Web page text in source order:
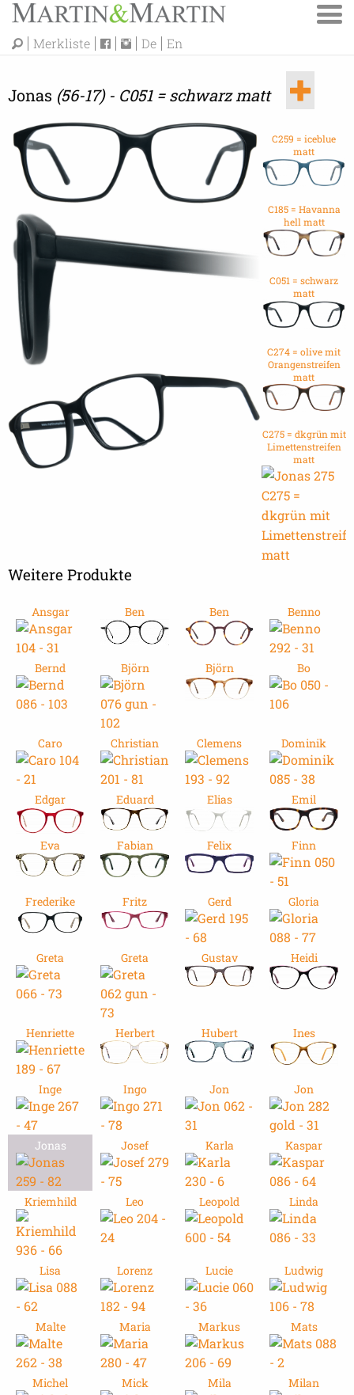
Merkliste De En
Jonas (56-17) - C051 = schwarz matt
C259 = iceblue
matt
C185 = Havanna
hell matt
C051 = schwarz
matt
C274 = olive mit
Orangenstreifen
matt
C275 = dkgrün mit
Limettenstreifen
matt
Weitere Produkte
Ansgar Ben Ben Benno
Bernd Björn Björn Bo
Caro Christian Clemens Dominik
Edgar Eduard Elias Emil
Eva Fabian Felix Finn
Frederike Fritz Gerd Gloria
Greta Greta Gustav Heidi
Henriette Herbert Hubert Ines
Inge Ingo Jon Jon
Jonas Josef Karla Kaspar
Kriemhild Leo Leopold Linda
Lisa Lorenz Lucie Ludwig
Malte Maria Markus Mats
Michel Mick Mila Milan